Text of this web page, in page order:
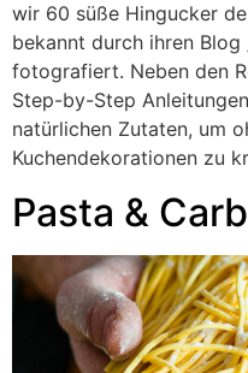
wir 60 süße Hingucker
bekannt durch ihren Blog
fotografiert. Neben den
Step-by-Step
natürlichen Zutaten, um
Kuchendekorationen zu
Pasta &